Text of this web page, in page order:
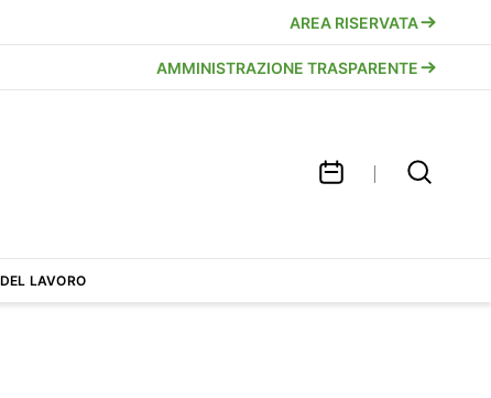
AREA RISERVATA
AMMINISTRAZIONE TRASPARENTE
LAVORO